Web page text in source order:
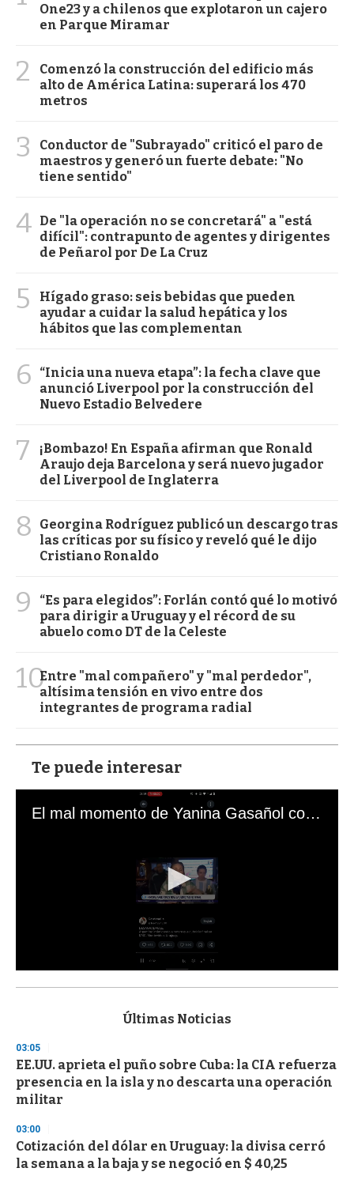
One23 y a chilenos que explotaron un cajero
en Parque Miramar
2
Comenzó la construcción del edificio más
alto de América Latina: superará los 470
metros
3
Conductor de "Subrayado" criticó el paro de
maestros y generó un fuerte debate: "No
tiene sentido"
4 De "la operación no se concretará" a "está
difícil": contrapunto de agentes y dirigentes
de Peñarol por De La Cruz
5
Hígado graso: seis bebidas que pueden
ayudar a cuidar la salud hepática y los
hábitos que las complementan
6
“Inicia una nueva etapa”: la fecha clave que
anunció Liverpool por la construcción del
Nuevo Estadio Belvedere
7
¡Bombazo! En España afirman que Ronald
Araujo deja Barcelona y será nuevo jugador
del Liverpool de Inglaterra
8
Georgina Rodríguez publicó un descargo tras
las críticas por su físico y reveló qué le dijo
Cristiano Ronaldo
9
“Es para elegidos”: Forlán contó qué lo motivó
para dirigir a Uruguay y el récord de su
abuelo como DT de la Celeste
10Entre "mal compañero" y "mal perdedor",
altísima tensión en vivo entre dos
integrantes de programa radial
Te puede interesar
El mal momento de Yanina Gasañol con un hincha argentino en "Subrayado"
s
d
s
o
f
3
s
e
c
o
Últimas Noticias
03:05
EE.UU. aprieta el puño sobre Cuba: la CIA refuerza
presencia en la isla y no descarta una operación
militar
03:00
Cotización del dólar en Uruguay: la divisa cerró
la semana a la baja y se negoció en $ 40,25